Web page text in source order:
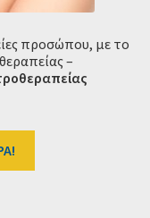
προσώπου, με το
–